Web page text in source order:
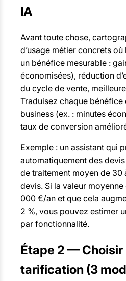
IA
Avant toute chose,
d’usage métier concrets où
un bénéfice mesurable :
économisées), réduction
du cycle de vente,
Traduisez chaque bénéfice
business (ex. : minutes
taux de conversion
Exemple : un assistant qui
automatiquement des
de traitement moyen de 30
devis. Si la valeur moyenne
000 €/an et que cela
2 %, vous pouvez estimer
par fonctionnalité.
Étape 2 — Choisir
tarification (3